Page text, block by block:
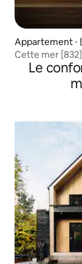
Appartement ⋅
Cette mer [832]
Marché
Salle de bain
Le